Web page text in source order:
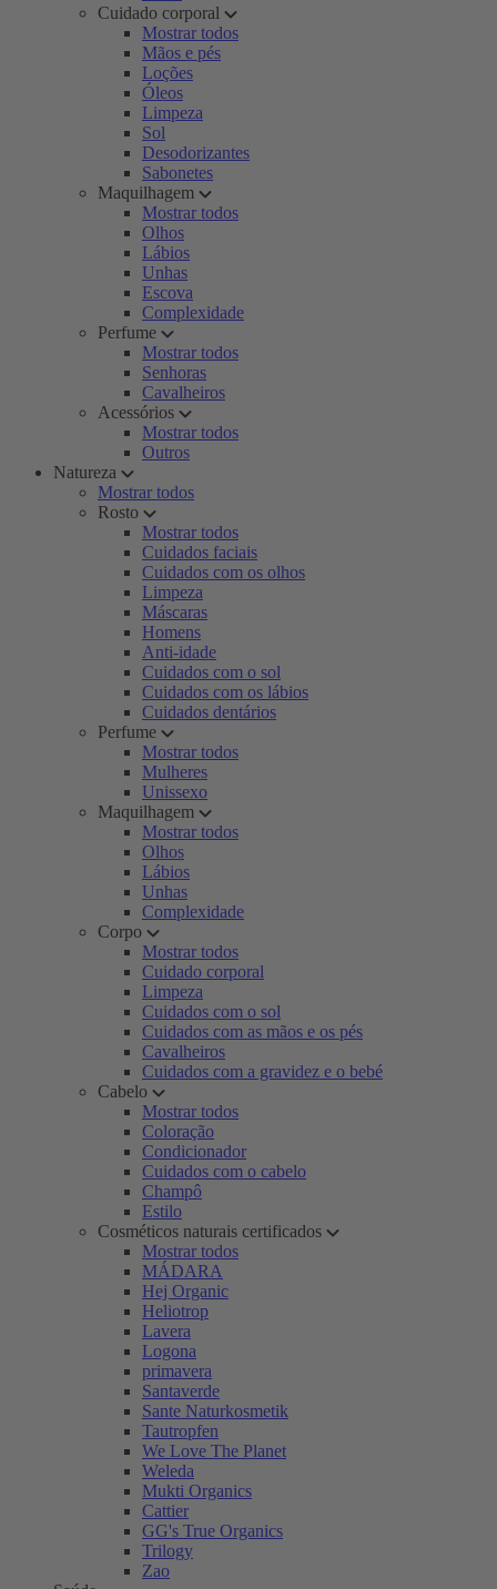
Cuidado corporal
Mostrar todos
Mãos e pés
Loções
Óleos
Limpeza
Sol
Desodorizantes
Sabonetes
Maquilhagem
Mostrar todos
Olhos
Lábios
Unhas
Escova
Complexidade
Perfume
Mostrar todos
Senhoras
Cavalheiros
Acessórios
Mostrar todos
Outros
Natureza
Mostrar todos
Rosto
Mostrar todos
Cuidados faciais
Cuidados com os olhos
Limpeza
Máscaras
Homens
Anti-idade
Cuidados com o sol
Cuidados com os lábios
Cuidados dentários
Perfume
Mostrar todos
Mulheres
Unissexo
Maquilhagem
Mostrar todos
Olhos
Lábios
Unhas
Complexidade
Corpo
Mostrar todos
Cuidado corporal
Limpeza
Cuidados com o sol
Cuidados com as mãos e os pés
Cavalheiros
Cuidados com a gravidez e o bebé
Cabelo
Mostrar todos
Coloração
Condicionador
Cuidados com o cabelo
Champô
Estilo
Cosméticos naturais certificados
Mostrar todos
MÁDARA
Hej Organic
Heliotrop
Lavera
Logona
primavera
Santaverde
Sante Naturkosmetik
Tautropfen
We Love The Planet
Weleda
Mukti Organics
Cattier
GG's True Organics
Trilogy
Zao